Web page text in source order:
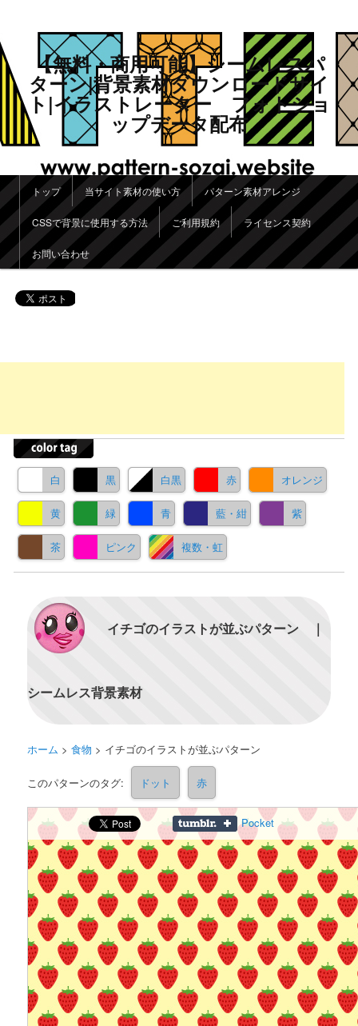
【無料・商用可能】シームレスパ
ターン|背景素材ダウンロードサイ
ト|イラストレーター フォトショ
ップデータ配布
メインメニュー
メインコンテンツへ移動
サブコンテンツへ移動
トップ 当サイト素材の使い方 パターン素材アレンジ
CSSで背景に使用する方法 ご利用規約 ライセンス契約
お問い合わせ
白 黒 白黒 赤 オレンジ
黄 緑 青 藍・紺 紫
茶 ピンク 複数・虹
イチゴのイラストが並ぶパターン ｜
シームレス背景素材
ホーム >食物 > イチゴのイラストが並ぶパターン
このパターンのタグ: ドット 赤
Pocket